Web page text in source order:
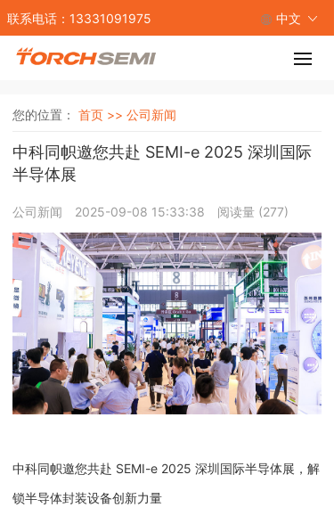
联系电话：13331091975 中文
您的位置： 首页 >> 公司新闻
中科同帜邀您共赴 SEMI-e 2025 深圳国际
半导体展
公司新闻 2025-09-08 15:33:38 阅读量 (277)
中科同帜邀您共赴 SEMI-e 2025 深圳国际半导体展，解
锁半导体封装设备创新力量